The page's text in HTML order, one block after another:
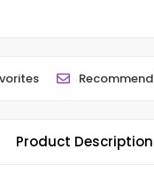
Recommend
Product Description